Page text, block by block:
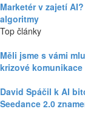
Marketér v zajetí
algoritmy
Top články
Měli jsme s vámi
krizové
David Spáčil k AI
Seedance 2.0